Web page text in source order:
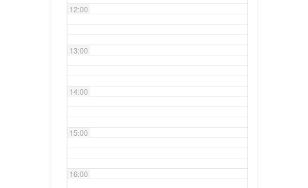
12:00
13:00
14:00
15:00
16:00